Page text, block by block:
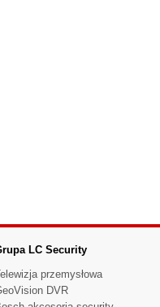
LC Security
przemysłowa
DVR